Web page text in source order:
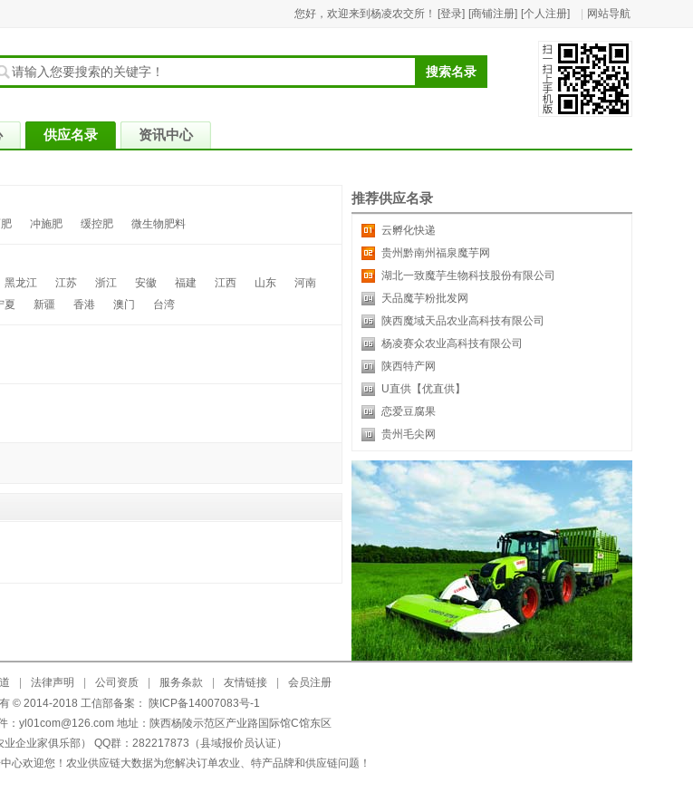
您好，欢迎来到杨凌农交所！ [登录] [商铺注册] [个人注册] 网站导航
供应名录 资讯中心
冲施肥 缓控肥 微生物肥料
黑龙江 江苏 浙江 安徽 福建 江西 山东
河南
夏 新疆 香港 澳门 台湾
推荐供应名录
云孵化快递
贵州黔南州福泉魔芋网
湖北一致魔芋生物科技股份有限公司
天品魔芋粉批发网
陕西魔域天品农业高科技有限公司
杨凌赛众农业高科技有限公司
陕西特产网
U直供【优直供】
恋爱豆腐果
贵州毛尖网
法律声明 公司资质 服务条款 友情链接
会员注册
© 2014-2018 工信部备案：
陕ICP备14007083号-1
：yl01com@126.com 地址：陕西杨陵示范区产业路国际馆C馆东区
企业家俱乐部） QQ群：282217873（县域报价员认证）
心欢迎您！农业供应链大数据为您解决订单农业、特产品牌和供应链问题！